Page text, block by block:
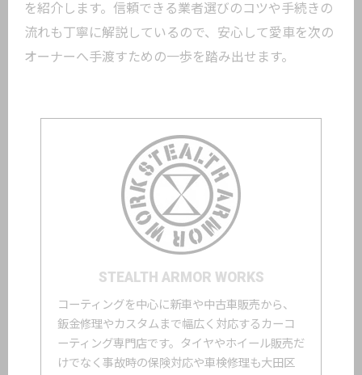
を紹介します。信頼できる業者選びのコツや手続きの
流れも丁寧に解説しているので、安心して愛車を次の
オーナーへ手渡すための一歩を踏み出せます。
STEALTH ARMOR WORKS
コーティングを中心に新車や中古車販売から、
鈑金修理やカスタムまで幅広く対応するカーコ
ーティング専門店です。タイヤやホイール販売だ
けでなく事故時の保険対応や車検修理も大田区